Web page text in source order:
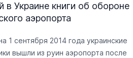
в Украине книги об обороне
аэропорта
1 сентября 2014 года украинские
вышли из руин аэропорта после